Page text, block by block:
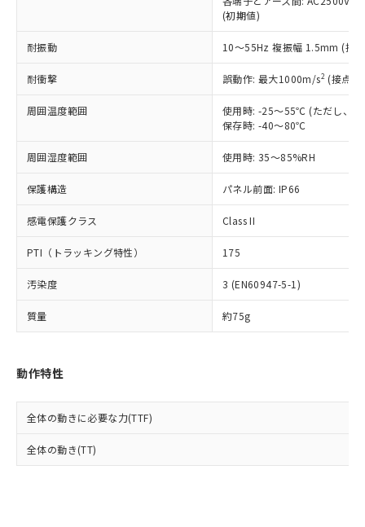
(初期値)
耐振動 10～55Hz 複振幅 1.5mm (接
耐衝撃 誤動作: 最大1000m/s2 (接点
周囲温度範囲
使用時: -25～55℃ (ただし、氷
保存時: -40～80℃
周囲湿度範囲 使用時: 35～85%RH
保護構造 パネル前面: IP66
感電保護クラス Class II
PTI（トラッキング特性） 175
汚染度 3 (EN60947-5-1)
質量 約75g
動作特性
全体の動きに必要な力(TTF)
全体の動き(TT)
在庫状況および標準価格照会結果は、
記載している更新日時点での社内デー
タに基づき作成されるものであり、閲
覧された時点での実際の在庫および標
準価格とは異なる場合があることをご
正式な納期状況および標準価格はお客
様のお取引先、またはお客様担当のオ
ムロン制御機器販売店・当社販売員に
オムロン制御機器販売店や当社販売拠
販売ネットワーク
」をご確認
在庫状況および標準価格結果を当社の
事前の承諾なく第三者に漏洩または開
示しないようお願いします。
マイパーツ機能（部品リスト作成サー
ビス）をご利用いただくには、I-Web
メンバーズにご登録されている必要が
あります。
品・サービスに関するお客様との取
引・商談に必要な範囲で利用すること
※当社の共同利用者とは、
の共同利用に関して"
の「1.共同利
鉛(Pb) 1000ppm以下、 水銀(Hg) 1000ppm以下、 カド
類(PBB) 1000ppm以下、ポリ臭化ジフェニルエーテル類
(PBDE) 1000ppm以下、フタル酸ビス(2-エチルヘキシ
ル) (DEHP)(別名：DOP) 1000ppm以下、フタル酸ブチ
ルベンジル（BBP） 1000ppm以下、フタル酸ジブチル
（DBP） 1000ppm以下、フタル酸ジイソブチル
但し、RoHS指令で産業用監視および制御機器に対する
図的な使用がないことを確認しています。
部品在庫の切り替え状況などにより、予定
月が前後することがあります。
とができます。
EU RoHS指令（10物質）の非含有証明書
51物質の非含有証明書（当社基準）
*中国RoHS10物質の基準値 (GB/T26572)：
Pb(鉛) :1000ppm、 Hg(水銀) : 1000ppm、 Cd(カドミウ
Cr(Ⅵ)(六価クロム) : 1000ppm、 PBBs(ポリ臭化ビフェ
ニル類) : 1000ppm、 PBDEs(ポリ臭化ジフェニルエーテ
ル類) : 1000ppm、
DBP(フタル酸ジブチル) : 1000ppm、 DIBP(フタル酸ジ
イソブチル) : 1000ppm、 BBP(フタル酸ブチルベンジ
DEHP(フタル酸ビス(2-エチルヘキシル)) : 1000ppm
「ｅ」：有害物質（10物質）のすべてが基
準値以下であることを示します。
「10」：通常の使用状況下において有害物
質が外部に漏えいし、環境に深刻な影響を
及ぼさない年数を意味します。
「－」：未確認です。当社販売部門へお問
（以下｢規制貨物等」という）を輸出
または国外への提供する場合は、日本
国政府の輸出許可(または役務取引許
可)を取得するなどの必要な手続きを
当社は規制貨物を破棄する場合は、完
全に破砕するなど、違法に輸出されな
いよう必要な手段を講じます。
当社は貴社製品を、核兵器、ミサイ
ル、化学兵器、生物兵器またはその他
武器並びにこれらの製造装置等に一切
当社は、貴社製品を第三者に販売する
場合は、上記1、2および3の内容を当
該第三者に通知します。また当社は、
販売先および販売に係わる関係者が違
法に輸出するおそれがある場合は、取
り引きをいたしません。
合意する
一定数以上の在庫あり
一定数には満たないが在庫あり
在庫なし(最新の在庫状況につ
いては、お客様のお取引先、ま
たはお客様担当のオムロン制御
機器販売店・当社販売員にご確
認ください)
受注生産機種、また在庫状況の
情報を公開していない機種